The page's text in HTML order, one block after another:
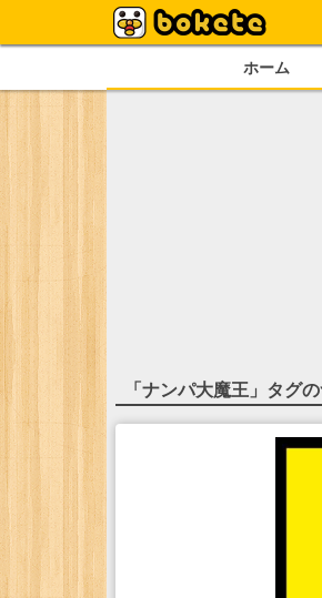
ホーム
「ナンパ大魔王 」タグ